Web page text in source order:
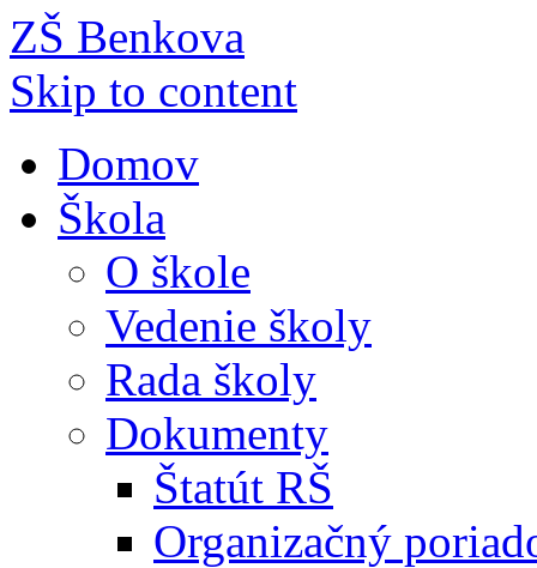
ZŠ Benkova
Skip to content
Domov
Škola
O škole
Vedenie školy
Rada školy
Dokumenty
Štatút RŠ
Organizačný